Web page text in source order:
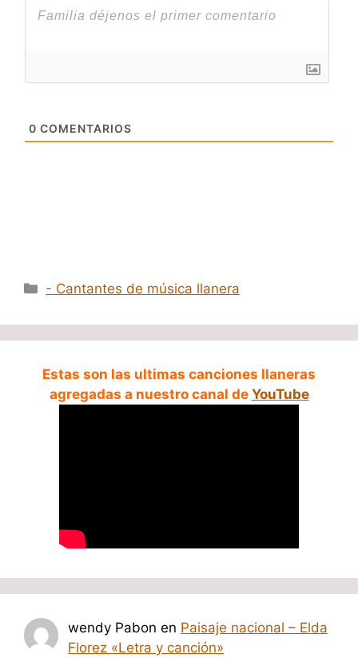
0 COMENTARIOS
Categorías
- Cantantes de música llanera
Estas son las ultimas canciones llaneras
agregadas a nuestro canal de YouTube
wendy Pabon en Paisaje nacional – Elda
Florez «Letra y canción»